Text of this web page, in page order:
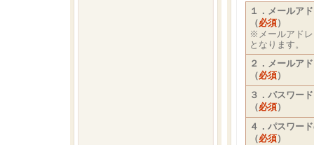
１．メールア
（必須 ）
※メールアド
となります。
２．メールア
（必須 ）
３．パスワード
（必須 ）
４．パスワー
（必須 ）